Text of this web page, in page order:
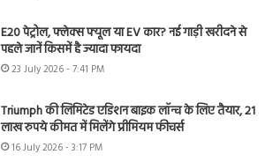
E20 पेट्रोल, फ्लेक्स फ्यूल या EV कार? नई गाड़ी खरीदने से
पहले जानें किसमें है ज्यादा फायदा
23 July 2026 - 7:41 PM
Triumph की लिमिटेड एडिशन बाइक लॉन्च के लिए तैयार, 21
लाख रुपये कीमत में मिलेंगे प्रीमियम फीचर्स
16 July 2026 - 3:17 PM